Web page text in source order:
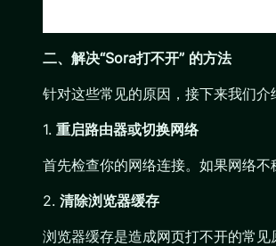
二、解决“Sora打不开” 的方法
针对这些常见的原因，接下来我们介
1. 重启路由器或切换网络
首先检查你的网络连接。如果网络
2. 清除浏览器缓存
浏览器缓存是造成网页打不开的常